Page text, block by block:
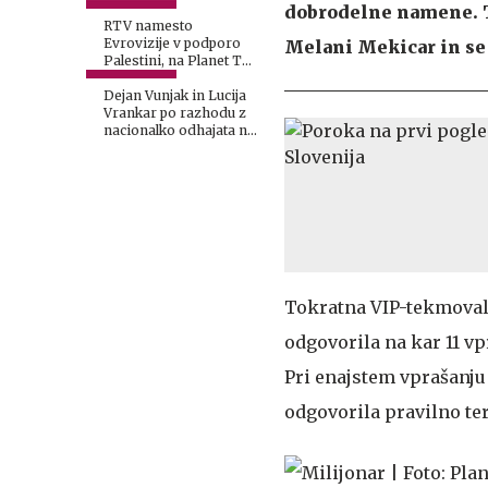
RTV namesto
Evrovizije v podporo
Palestini, na Planet TV
z drugačno potezo
Dejan Vunjak in Lucija
Vrankar po razhodu z
nacionalko odhajata na
dobrodelne
Melani Mekicar in
Tokratna VIP-
odgovorila na kar 11
Pri enajstem
odgovorila pravilno